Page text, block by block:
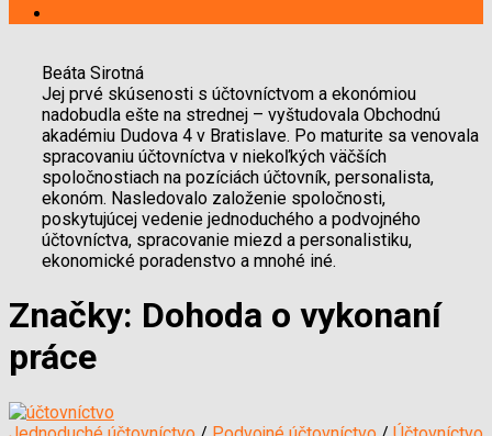
Beáta Sirotná
Jej prvé skúsenosti s účtovníctvom a ekonómiou
nadobudla ešte na strednej – vyštudovala Obchodnú
akadémiu Dudova 4 v Bratislave. Po maturite sa venovala
spracovaniu účtovníctva v niekoľkých väčších
spoločnostiach na pozíciách účtovník, personalista,
ekonóm. Nasledovalo založenie spoločnosti,
poskytujúcej vedenie jednoduchého a podvojného
účtovníctva, spracovanie miezd a personalistiku,
ekonomické poradenstvo a mnohé iné.
Značky: Dohoda o vykonaní
práce